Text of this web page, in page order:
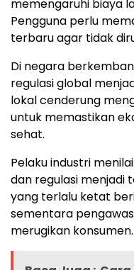
memengaruhi biaya
Pengguna perlu
terbaru agar tidak
Di negara
regulasi global
lokal cenderung
untuk memastikan
sehat.
Pelaku industri
dan regulasi menjadi
yang terlalu ketat
sementara
merugikan konsumen.